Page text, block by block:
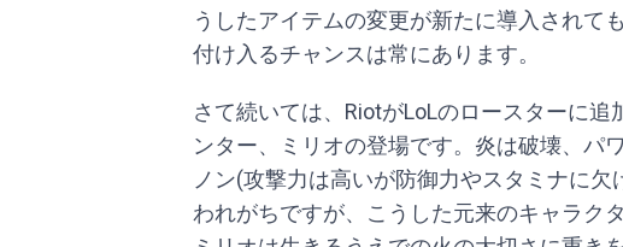
うしたアイテムの変更が新たに導入されて
付け入るチャンスは常にあります。
さて続いては、RiotがLoLのロースターに追
ンター、ミリオの登場です。炎は破壊、パ
ノン(攻撃力は高いが防御力やスタミナに
われがちですが、こうした元来のキャラク